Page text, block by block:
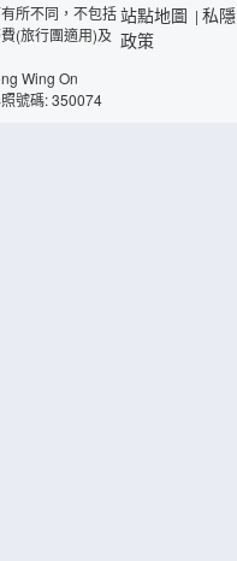
所不同，不包括
(旅行團適用)及
Wing On
號碼: 350074
站點地圖 | 私隱
政策